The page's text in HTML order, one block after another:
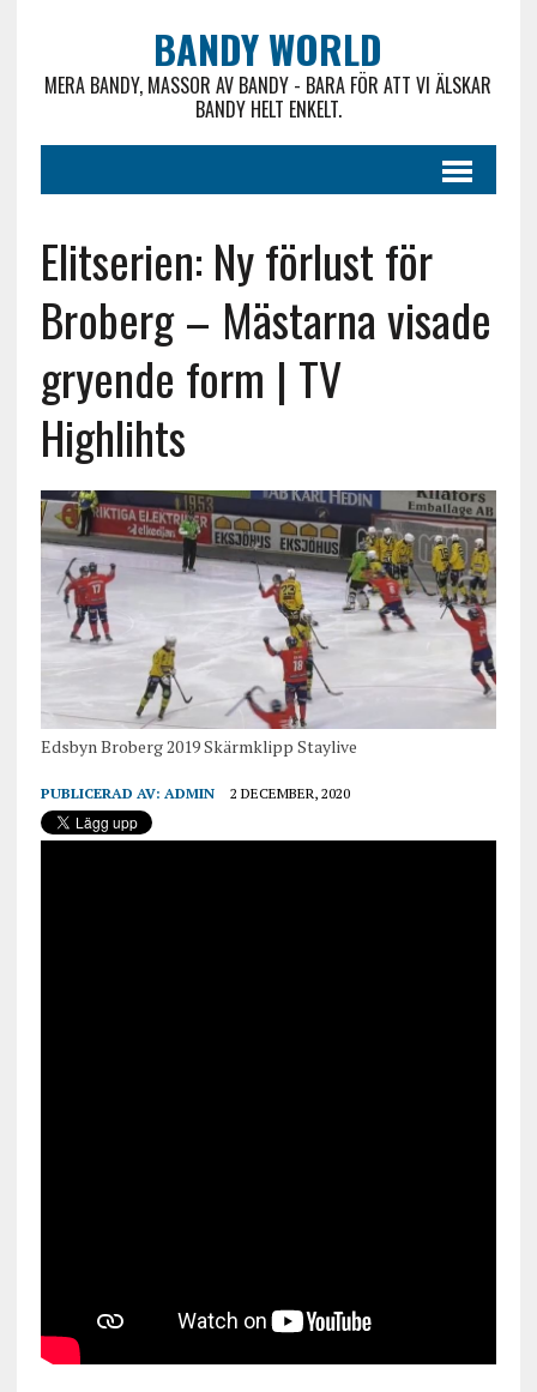
BANDY WORLD
MERA BANDY, MASSOR AV BANDY - BARA FÖR ATT VI ÄLSKAR
BANDY HELT ENKELT.
Elitserien: Ny förlust för
Broberg – Mästarna visade
gryende form | TV
Highlihts
Edsbyn Broberg 2019 Skärmklipp Staylive
PUBLICERAD AV: ADMIN 2 DECEMBER, 2020